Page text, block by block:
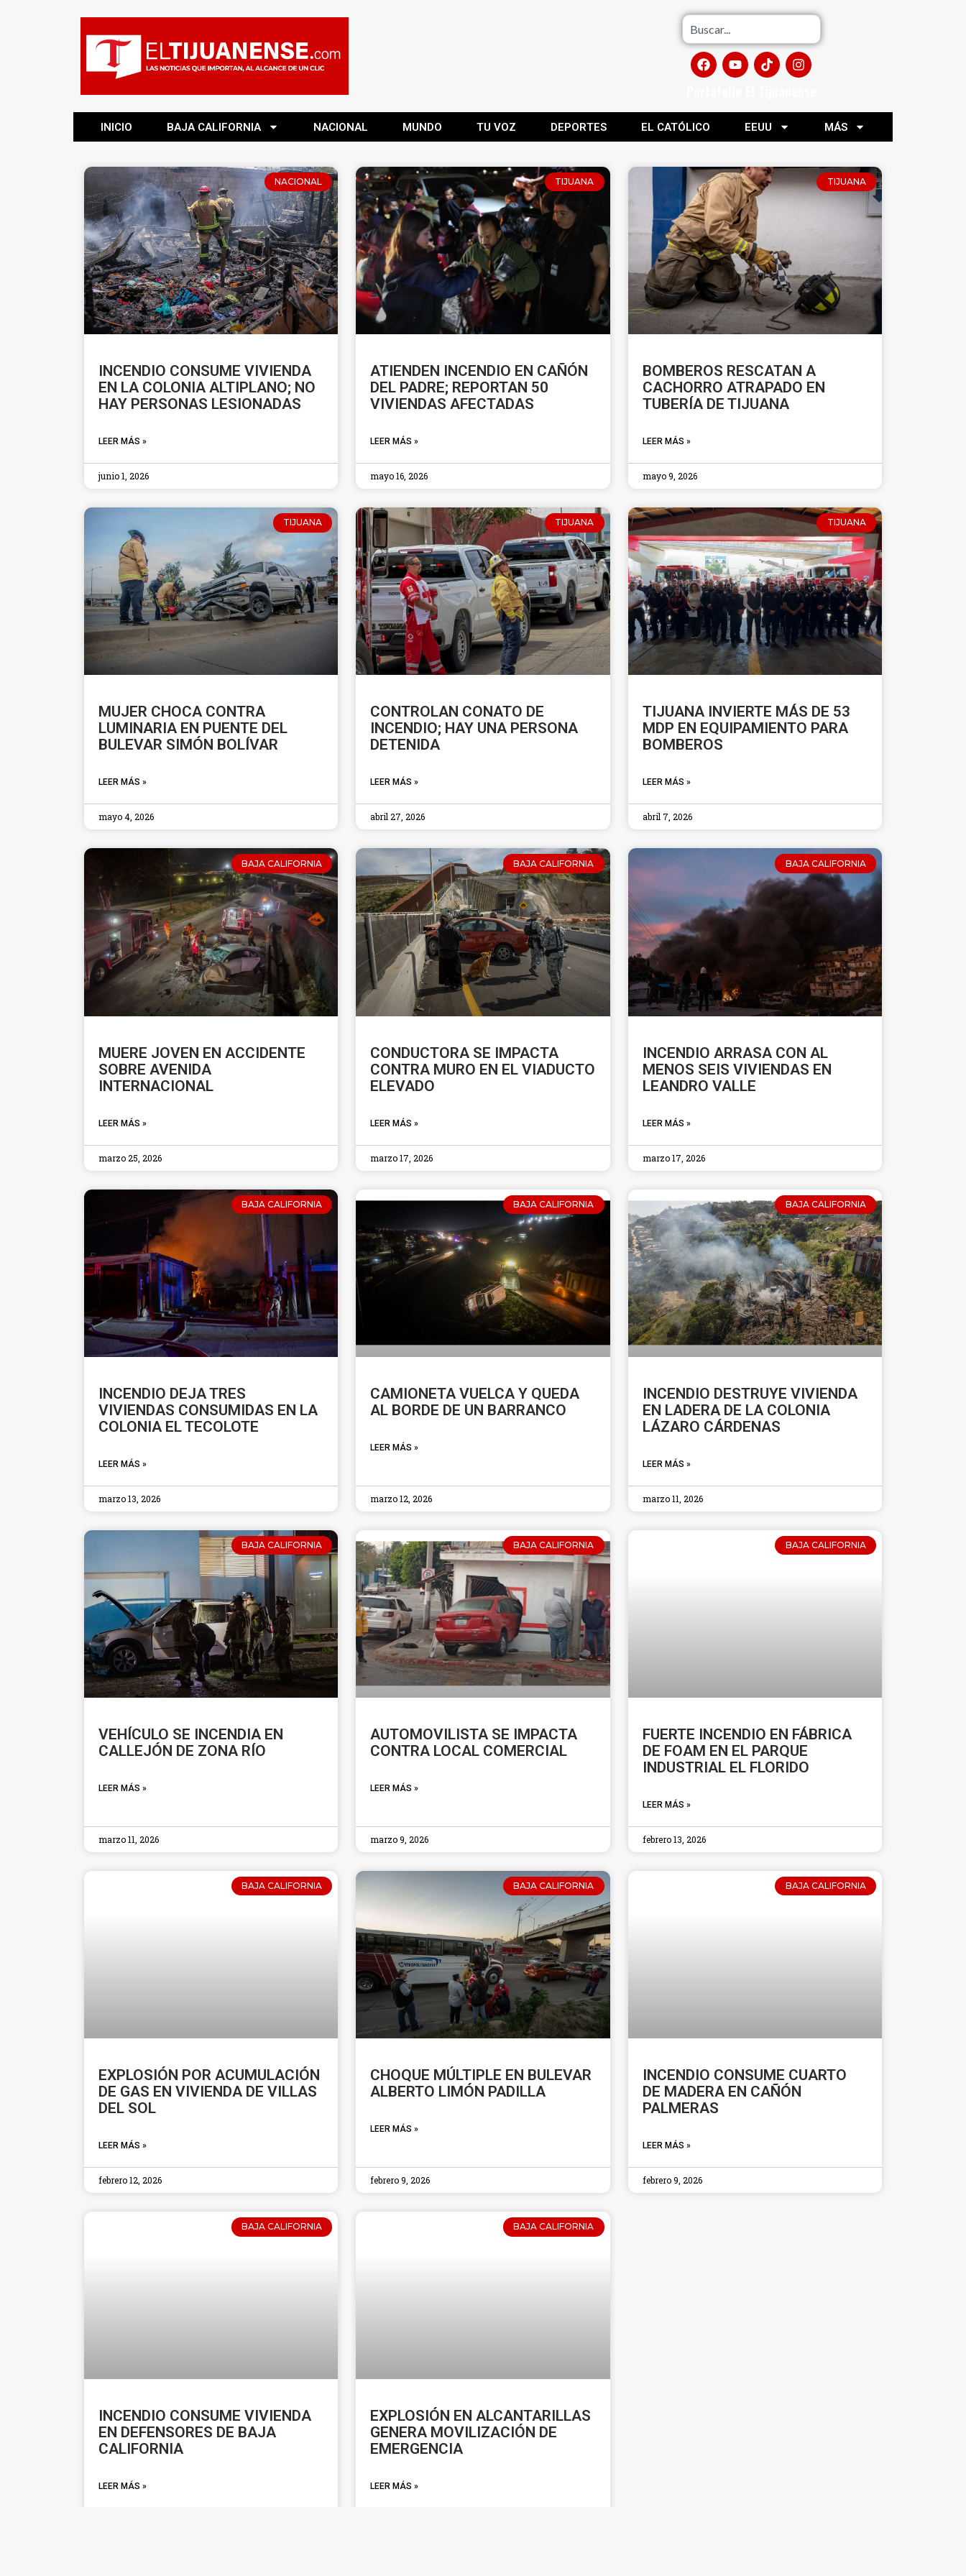
INICIO BAJA CALIFORNIA NACIONAL MUNDO TU VOZ DEPORTES EL CATÓLICO EEUU MÁS
NACIONAL
INCENDIO CONSUME VIVIENDA
EN LA COLONIA ALTIPLANO; NO
HAY PERSONAS LESIONADAS
LEER MÁS »
junio 1, 2026
TIJUANA
ATIENDEN INCENDIO EN CAÑÓN
DEL PADRE; REPORTAN 50
VIVIENDAS AFECTADAS
LEER MÁS »
mayo 16, 2026
TIJUANA
BOMBEROS RESCATAN A
CACHORRO ATRAPADO EN
TUBERÍA DE TIJUANA
LEER MÁS »
mayo 9, 2026
TIJUANA
MUJER CHOCA CONTRA
LUMINARIA EN PUENTE DEL
BULEVAR SIMÓN BOLÍVAR
LEER MÁS »
mayo 4, 2026
TIJUANA
CONTROLAN CONATO DE
INCENDIO; HAY UNA PERSONA
DETENIDA
LEER MÁS »
abril 27, 2026
TIJUANA
TIJUANA INVIERTE MÁS DE 53
MDP EN EQUIPAMIENTO PARA
BOMBEROS
LEER MÁS »
abril 7, 2026
BAJA CALIFORNIA
MUERE JOVEN EN ACCIDENTE
SOBRE AVENIDA
INTERNACIONAL
LEER MÁS »
marzo 25, 2026
BAJA CALIFORNIA
CONDUCTORA SE IMPACTA
CONTRA MURO EN EL VIADUCTO
ELEVADO
LEER MÁS »
marzo 17, 2026
BAJA CALIFORNIA
INCENDIO ARRASA CON AL
MENOS SEIS VIVIENDAS EN
LEANDRO VALLE
LEER MÁS »
marzo 17, 2026
BAJA CALIFORNIA
INCENDIO DEJA TRES
VIVIENDAS CONSUMIDAS EN LA
COLONIA EL TECOLOTE
LEER MÁS »
marzo 13, 2026
BAJA CALIFORNIA
CAMIONETA VUELCA Y QUEDA
AL BORDE DE UN BARRANCO
LEER MÁS »
marzo 12, 2026
BAJA CALIFORNIA
INCENDIO DESTRUYE VIVIENDA
EN LADERA DE LA COLONIA
LÁZARO CÁRDENAS
LEER MÁS »
marzo 11, 2026
BAJA CALIFORNIA
VEHÍCULO SE INCENDIA EN
CALLEJÓN DE ZONA RÍO
LEER MÁS »
marzo 11, 2026
BAJA CALIFORNIA
AUTOMOVILISTA SE IMPACTA
CONTRA LOCAL COMERCIAL
LEER MÁS »
marzo 9, 2026
BAJA CALIFORNIA
FUERTE INCENDIO EN FÁBRICA
DE FOAM EN EL PARQUE
INDUSTRIAL EL FLORIDO
LEER MÁS »
febrero 13, 2026
BAJA CALIFORNIA
EXPLOSIÓN POR ACUMULACIÓN
DE GAS EN VIVIENDA DE VILLAS
DEL SOL
LEER MÁS »
febrero 12, 2026
BAJA CALIFORNIA
CHOQUE MÚLTIPLE EN BULEVAR
ALBERTO LIMÓN PADILLA
LEER MÁS »
febrero 9, 2026
BAJA CALIFORNIA
INCENDIO CONSUME CUARTO
DE MADERA EN CAÑÓN
PALMERAS
LEER MÁS »
febrero 9, 2026
BAJA CALIFORNIA
INCENDIO CONSUME VIVIENDA
EN DEFENSORES DE BAJA
CALIFORNIA
LEER MÁS »
BAJA CALIFORNIA
EXPLOSIÓN EN ALCANTARILLAS
GENERA MOVILIZACIÓN DE
EMERGENCIA
LEER MÁS »